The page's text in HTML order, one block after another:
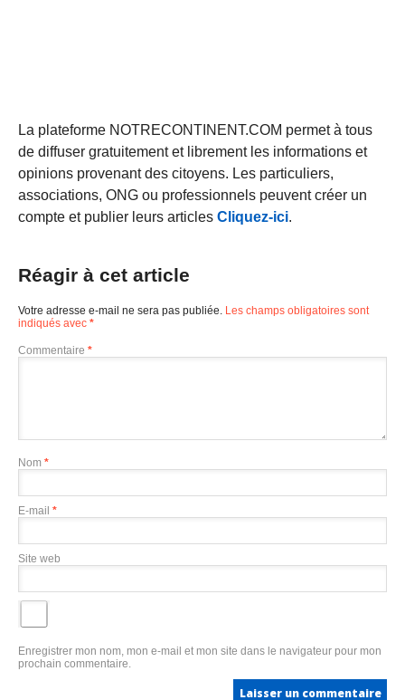
La plateforme NOTRECONTINENT.COM permet à tous
de diffuser gratuitement et librement les informations et
opinions provenant des citoyens. Les particuliers,
associations, ONG ou professionnels peuvent créer un
compte et publier leurs articles Cliquez-ici.
Réagir à cet article
Votre adresse e-mail ne sera pas publiée. Les champs obligatoires sont
indiqués avec *
Commentaire *
Nom *
E-mail *
Site web
Enregistrer mon nom, mon e-mail et mon site dans le navigateur pour mon
prochain commentaire.